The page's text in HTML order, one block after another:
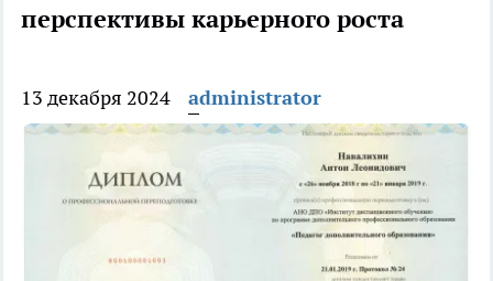
перспективы карьерного роста
13 декабря 2024 administrator